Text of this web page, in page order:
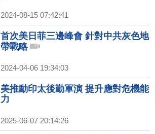
2024-08-15 07:42:41
首次美日菲三邊峰會 針對中共灰色地
帶戰略
2024-04-06 19:34:03
美推動印太後勤軍演 提升應對危機能
力
2025-06-07 20:14:26